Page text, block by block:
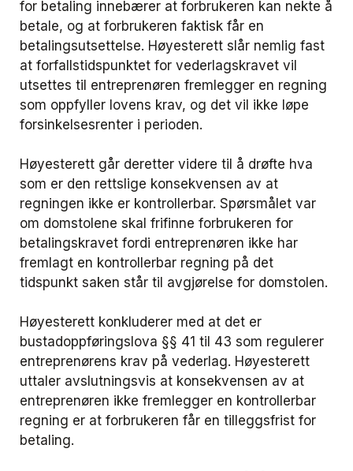
for betaling innebærer at forbrukeren kan nekte å
betale, og at forbrukeren faktisk får en
betalingsutsettelse. Høyesterett slår nemlig fast
at forfallstidspunktet for vederlagskravet vil
utsettes til entreprenøren fremlegger en regning
som oppfyller lovens krav, og det vil ikke løpe
forsinkelsesrenter i perioden.
Høyesterett går deretter videre til å drøfte hva
som er den rettslige konsekvensen av at
regningen ikke er kontrollerbar. Spørsmålet var
om domstolene skal frifinne forbrukeren for
betalingskravet fordi entreprenøren ikke har
fremlagt en kontrollerbar regning på det
tidspunkt saken står til avgjørelse for domstolen.
Høyesterett konkluderer med at det er
bustadoppføringslova §§ 41 til 43 som regulerer
entreprenørens krav på vederlag. Høyesterett
uttaler avslutningsvis at konsekvensen av at
entreprenøren ikke fremlegger en kontrollerbar
regning er at forbrukeren får en tilleggsfrist for
betaling.